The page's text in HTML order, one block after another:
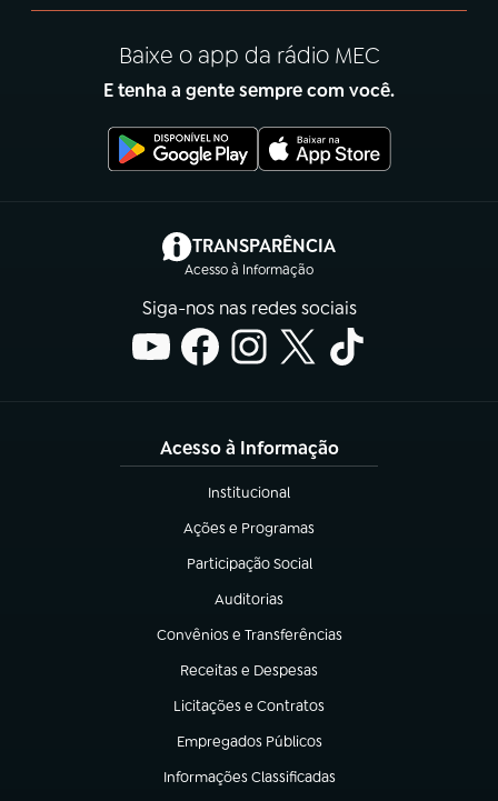
Baixe o app da rádio MEC
E tenha a gente sempre com você.
TRANSPARÊNCIA
Acesso à Informação
(abre em nova aba)
Siga-nos nas redes sociais
Acesso à Informação
Institucional
(abre em nova aba)
Ações e Programas
(abre em nova aba)
Participação Social
(abre em nova aba)
Auditorias
(abre em nova aba)
Convênios e Transferências
(abre em nova aba)
Receitas e Despesas
(abre em nova aba)
Licitações e Contratos
(abre em nova aba)
Empregados Públicos
(abre em nova aba)
Informações Classificadas
(abre em nova aba)